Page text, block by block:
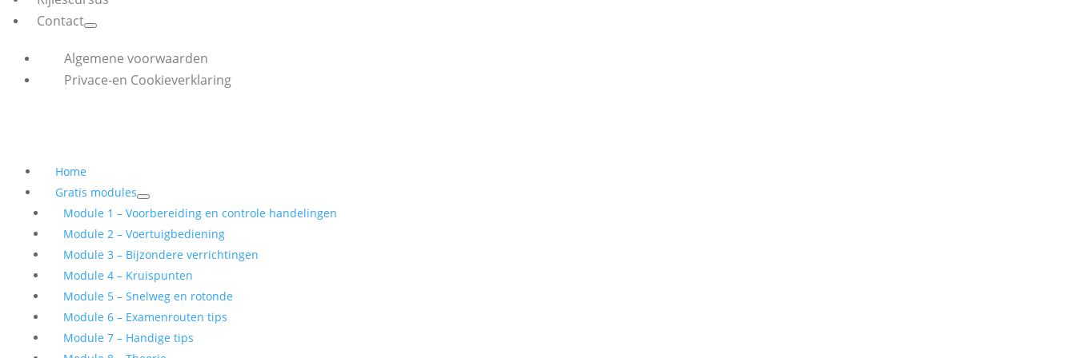
Contact
Algemene voorwaarden
Privace-en Cookieverklaring
Home
Gratis modules
Module 1 – Voorbereiding en controle handelingen
Module 2 – Voertuigbediening
Module 3 – Bijzondere verrichtingen
Module 4 – Kruispunten
Module 5 – Snelweg en rotonde
Module 6 – Examenrouten tips
Module 7 – Handige tips